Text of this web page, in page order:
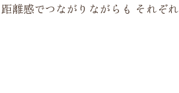
離感でつながりながらも それぞれ